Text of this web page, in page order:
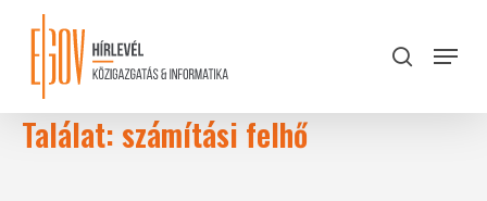
content
search
Menu
Találat: számítási felhő
Close